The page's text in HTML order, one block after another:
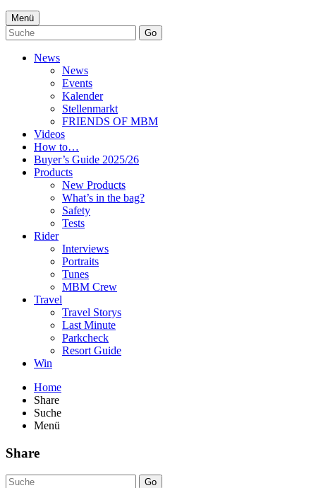
Menü
Go
News
News
Events
Kalender
Stellenmarkt
FRIENDS OF MBM
Videos
How to…
Buyer’s Guide 2025/26
Products
New Products
What’s in the bag?
Safety
Tests
Rider
Interviews
Portraits
Tunes
MBM Crew
Travel
Travel Storys
Last Minute
Parkcheck
Resort Guide
Win
Home
Share
Suche
Menü
Share
Go